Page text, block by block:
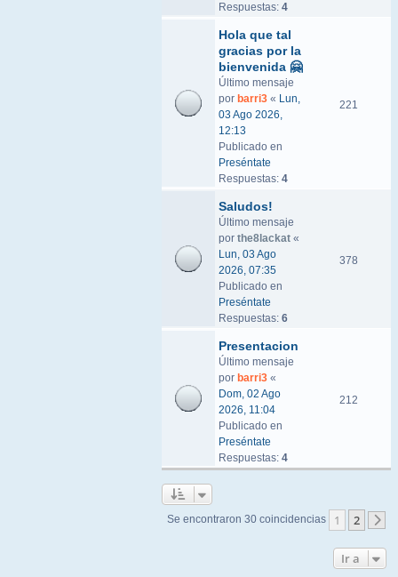
Respuestas: 4
Hola que tal
gracias por la
bienvenida 🤗
Último mensaje
por barri3 « Lun,
03 Ago 2026,
12:13
Publicado en
Preséntate
Respuestas: 4
221
Saludos!
Último mensaje
por the8lackat «
Lun, 03 Ago
2026, 07:35
Publicado en
Preséntate
Respuestas: 6
378
Presentacion
Último mensaje
por barri3 «
Dom, 02 Ago
2026, 11:04
Publicado en
Preséntate
Respuestas: 4
212
Se encontraron 30 coincidencias 1 2
Ir a